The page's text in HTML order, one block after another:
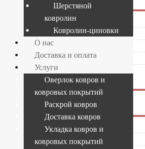
ITC Balta (67)
Tarkett (Sintelon) (2)
Timzo (Голландия)
Vebe (Голландия) (6)
СОСТАВ
Полиамид
(67)
Полипропилен (19)
Шерстяной
ковролин
Ковролин-циновки
О нас
Доставка и оплата
Услуги
Оверлок ковров и
ковровых покрытий
Раскрой ковров
Доставка ковров
Укладка ковров и
ковровых покрытий